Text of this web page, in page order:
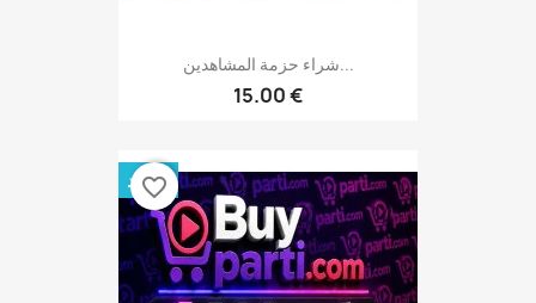
شراء حزمة المشاهدين...
15.00 €
جديد
favorite_border